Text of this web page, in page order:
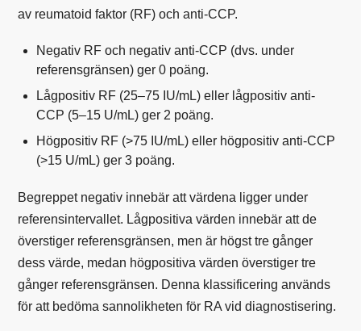
av reumatoid faktor (RF) och anti-CCP.
Negativ RF och negativ anti-CCP (dvs. under
referensgränsen) ger 0 poäng.
Lågpositiv RF (25–75 IU/mL) eller lågpositiv anti-
CCP (5–15 U/mL) ger 2 poäng.
Högpositiv RF (>75 IU/mL) eller högpositiv anti-CCP
(>15 U/mL) ger 3 poäng.
Begreppet negativ innebär att värdena ligger under
referensintervallet. Lågpositiva värden innebär att de
överstiger referensgränsen, men är högst tre gånger
dess värde, medan högpositiva värden överstiger tre
gånger referensgränsen. Denna klassificering används
för att bedöma sannolikheten för RA vid diagnostisering.